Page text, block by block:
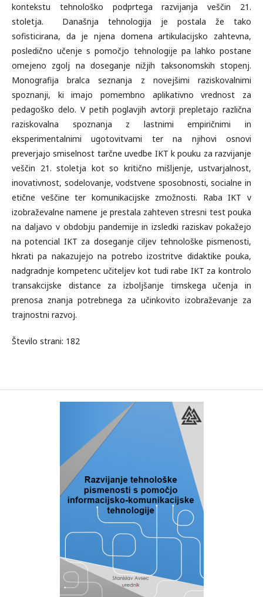
kontekstu tehnološko podprtega razvijanja veščin 21.
stoletja. Današnja tehnologija je postala že tako
sofisticirana, da je njena domena artikulacijsko zahtevna,
posledično učenje s pomočjo tehnologije pa lahko postane
omejeno zgolj na doseganje nižjih taksonomskih stopenj.
Monografija bralca seznanja z novejšimi raziskovalnimi
spoznanji, ki imajo pomembno aplikativno vrednost za
pedagoško delo. V petih poglavjih avtorji prepletajo različna
raziskovalna spoznanja z lastnimi empiričnimi in
eksperimentalnimi ugotovitvami ter na njihovi osnovi
preverjajo smiselnost tarčne uvedbe IKT k pouku za razvijanje
veščin 21. stoletja kot so kritično mišljenje, ustvarjalnost,
inovativnost, sodelovanje, vodstvene sposobnosti, socialne in
etične veščine ter komunikacijske zmožnosti. Raba IKT v
izobraževalne namene je prestala zahteven stresni test pouka
na daljavo v obdobju pandemije in izsledki raziskav pokažejo
na potencial IKT za doseganje ciljev tehnološke pismenosti,
hkrati pa nakazujejo na potrebo izostritve didaktike pouka,
nadgradnje kompetenc učiteljev kot tudi rabe IKT za kontrolo
transakcijske distance za izboljšanje timskega učenja in
prenosa znanja potrebnega za učinkovito izobraževanje za
trajnostni razvoj.
Število strani: 182